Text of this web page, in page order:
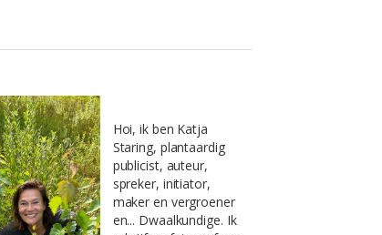
Hoi, ik ben Katja
Staring, plantaardig
publicist, auteur,
spreker, initiator,
maker en vergroener
en... Dwaalkundige. Ik